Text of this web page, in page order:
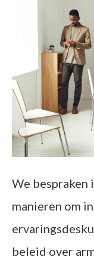
We bespraken
manieren om
beleid over